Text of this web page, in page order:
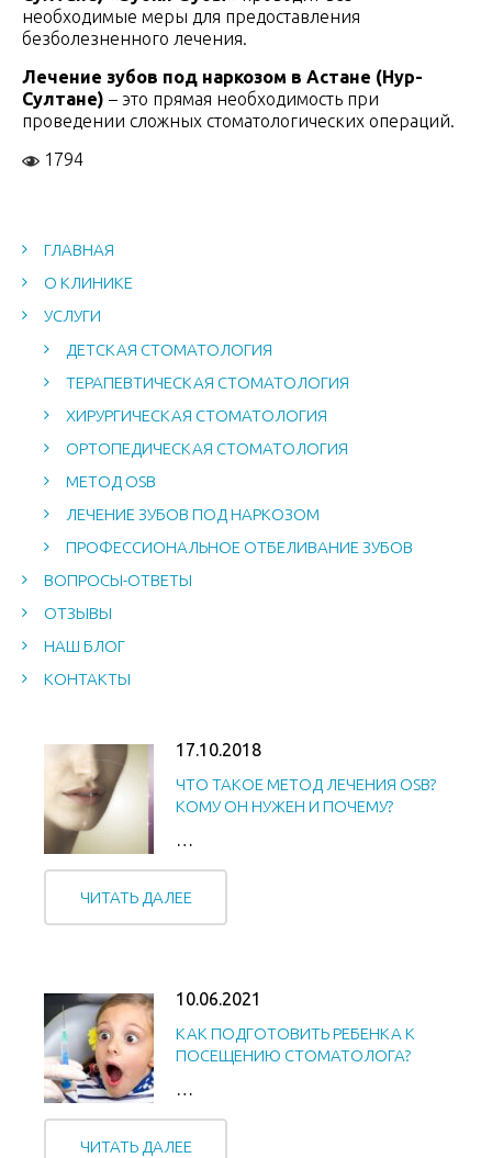
необходимые меры для предоставления
безболезненного лечения.
Лечение зубов под наркозом в Астане (Нур-
Султане) – это прямая необходимость при
проведении сложных стоматологических операций.
1794
ГЛАВНАЯ
О КЛИНИКЕ
УСЛУГИ
ДЕТСКАЯ СТОМАТОЛОГИЯ
ТЕРАПЕВТИЧЕСКАЯ СТОМАТОЛОГИЯ
ХИРУРГИЧЕСКАЯ СТОМАТОЛОГИЯ
ОРТОПЕДИЧЕСКАЯ СТОМАТОЛОГИЯ
МЕТОД OSB
ЛЕЧЕНИЕ ЗУБОВ ПОД НАРКОЗОМ
ПРОФЕССИОНАЛЬНОЕ ОТБЕЛИВАНИЕ ЗУБОВ
ВОПРОСЫ-ОТВЕТЫ
ОТЗЫВЫ
НАШ БЛОГ
КОНТАКТЫ
17.10.2018
ЧТО ТАКОЕ МЕТОД ЛЕЧЕНИЯ OSB?
КОМУ ОН НУЖЕН И ПОЧЕМУ?
…
ЧИТАТЬ ДАЛЕЕ
10.06.2021
КАК ПОДГОТОВИТЬ РЕБЕНКА К
ПОСЕЩЕНИЮ СТОМАТОЛОГА?
…
ЧИТАТЬ ДАЛЕЕ